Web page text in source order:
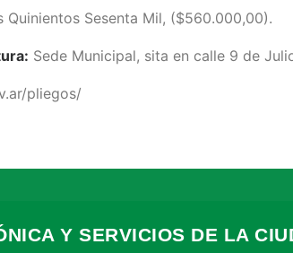
Quinientos Sesenta Mil, ($560.000,00).
Sede Municipal, sita en calle 9 de
pliegos/
Y SERVICIOS DE LA